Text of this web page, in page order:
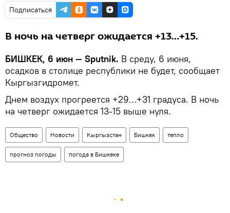
Подписаться
В ночь на четверг ожидается +13…+15.
БИШКЕК, 6 июн — Sputnik. В среду, 6 июня,
осадков в столице республики не будет, сообщает
Кыргызгидромет.
Днем воздух прогреется +29…+31 градуса. В ночь
на четверг ожидается 13-15 выше нуля.
Общество Новости Кыргызстан Бишкек тепло
прогноз погоды погода в Бишкеке